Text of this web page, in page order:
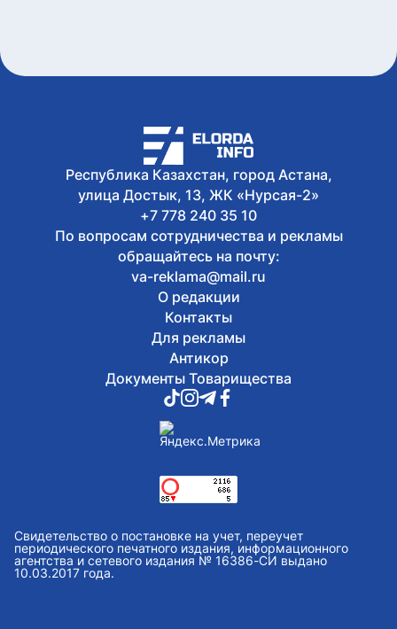
области пройдет в Астане
Республика Казахстан, город Астана,
улица Достык, 13, ЖК «Нурсая-2»
+7 778 240 35 10
По вопросам сотрудничества и рекламы
обращайтесь на почту:
va-reklama@mail.ru
О редакции
Контакты
Для рекламы
Антикор
Документы Товарищества
Свидетельство о постановке на учет, переучет
периодического печатного издания, информационного
агентства и сетевого издания № 16386-СИ выдано
10.03.2017 года.